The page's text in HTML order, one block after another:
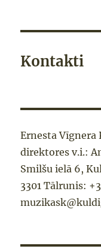
Kontakti
Ernesta Vīgnera
direktores v.i.:
Smilšu ielā 6,
3301 Tālrunis: